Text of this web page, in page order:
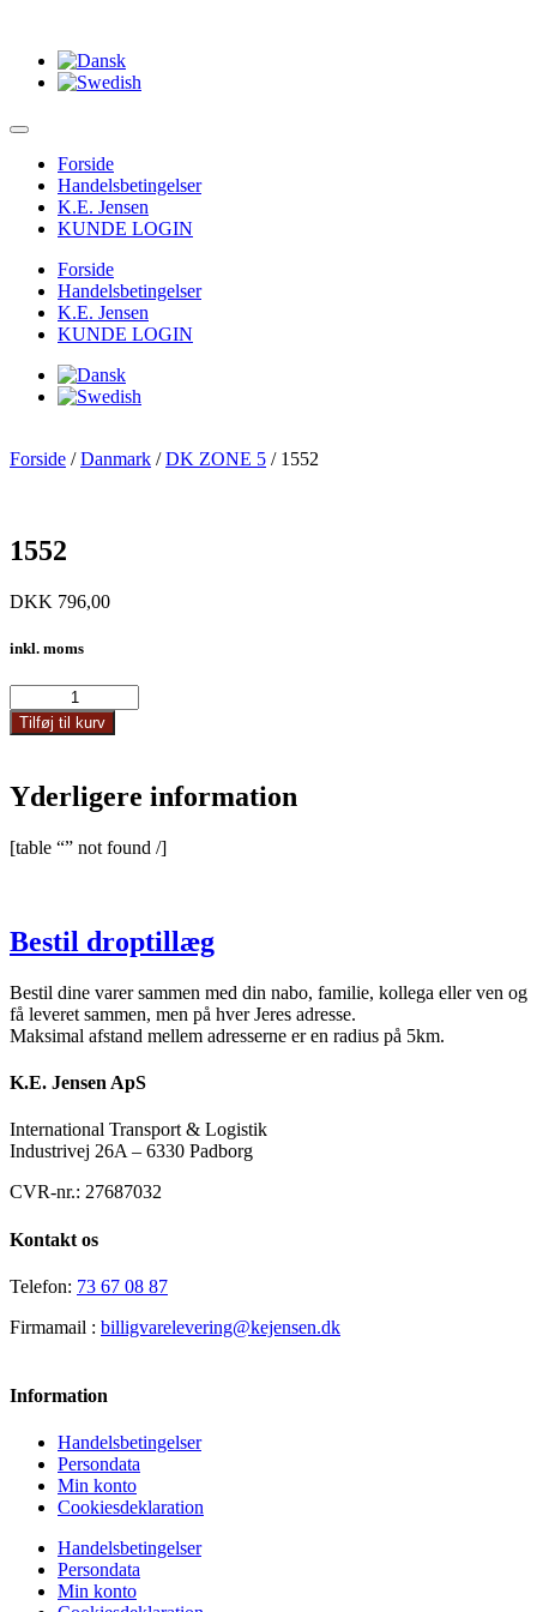
Forside
Handelsbetingelser
K.E. Jensen
KUNDE LOGIN
Forside
Handelsbetingelser
K.E. Jensen
KUNDE LOGIN
Forside /Danmark /DK ZONE 5 / 1552
1552
DKK 796,00
inkl. moms
antal
Tilføj til kurv
Yderligere information
[table “” not found /]
Bestil droptillæg
Bestil dine varer sammen med din nabo, familie, kollega eller ven og
få leveret sammen, men på hver Jeres adresse.
Maksimal afstand mellem adresserne er en radius på 5km.
K.E. Jensen ApS
International Transport & Logistik
Industrivej 26A – 6330 Padborg
CVR-nr.: 27687032
Kontakt os
Telefon: 73 67 08 87
Firmamail : billigvarelevering@kejensen.dk
Information
Handelsbetingelser
Persondata
Min konto
Cookiesdeklaration
Handelsbetingelser
Persondata
Min konto